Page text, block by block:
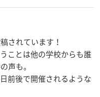
されています！
ことは他の学校からも誰
声も。
前後で開催されるような